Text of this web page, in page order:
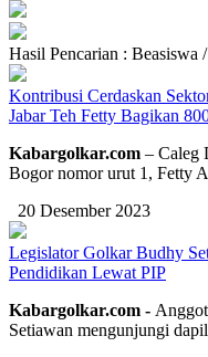
Hasil Pencarian : Beasiswa
Kontribusi Cerdaskan
Jabar Teh Fetty Bagikan
Kabargolkar.com – Caleg
Bogor nomor urut 1, Fetty
20 Desember 2023
Legislator Golkar Budhy
Pendidikan Lewat PIP
Kabargolkar.com -
Setiawan mengunjungi